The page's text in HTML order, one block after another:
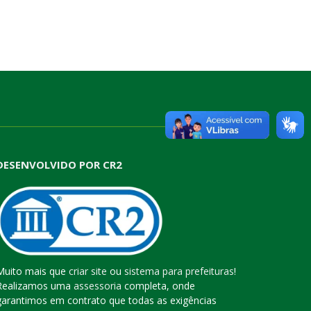
POR CR2
mais que criar site ou sistema para prefeituras!
uma assessoria completa, onde
em contrato que todas as exigências